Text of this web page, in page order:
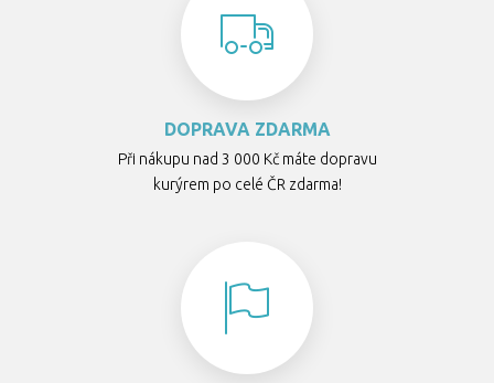
DOPRAVA ZDARMA
Při nákupu nad 3 000 Kč máte dopravu
kurýrem po celé ČR zdarma!